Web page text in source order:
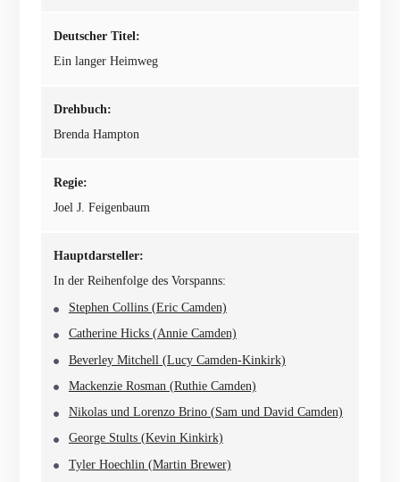
Deutscher Titel:
Ein langer Heimweg
Drehbuch:
Brenda Hampton
Regie:
Joel J. Feigenbaum
Hauptdarsteller:
In der Reihenfolge des Vorspanns:
Stephen Collins (Eric Camden)
Catherine Hicks (Annie Camden)
Beverley Mitchell (Lucy Camden-Kinkirk)
Mackenzie Rosman (Ruthie Camden)
Nikolas und Lorenzo Brino (Sam und David Camden)
George Stults (Kevin Kinkirk)
Tyler Hoechlin (Martin Brewer)